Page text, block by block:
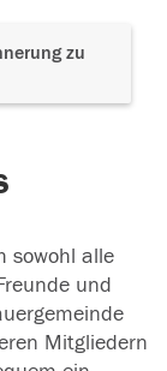
zu
sowohl alle
und
Mitgliedern